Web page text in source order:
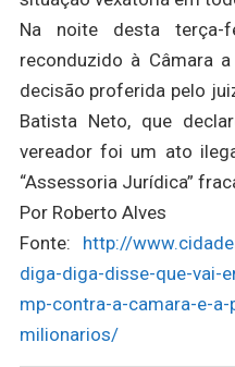
Na noite desta
reconduzido à Câmara
decisão proferida pelo
Batista Neto, que
vereador foi um ato
“Assessoria Jurídica”
Por Roberto Alves
Fonte: http://
diga-diga-disse-que-vai-
mp-contra-a-camara-e-
milionarios/